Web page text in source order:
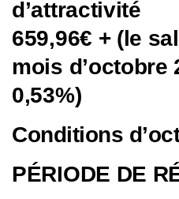
d’attractivité
659,96€ + (le
mois d’octobre
0,53%)
Conditions
PÉRIODE DE